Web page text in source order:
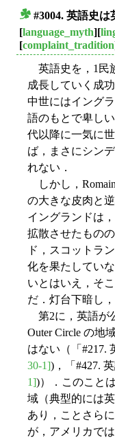
#3004. 英語史は
[language_myth][
[complaint_tradition
英語史を，1民
成長していく成
中世にはイング
語のもとで卑し
代以降に一気に
ば，まさにシン
れない．
しかし，
の大きな皮肉と
イングランドは
拡散させたもの
ド，スコットラ
化を果たしてい
いとはいえ，そ
だ．灯台下暗し
第2に，英語が
Outer Circle の地
はない（「#217.
30-1])，「#427.
1])）．このこと
域（典型的には
あり，ことさら
が，アメリカで